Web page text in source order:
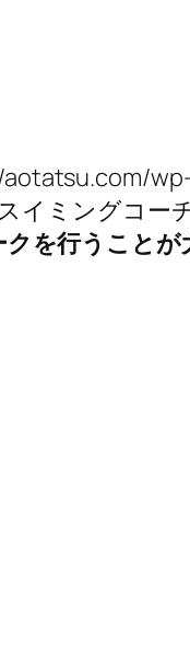
ミングコーチ
を行うことが